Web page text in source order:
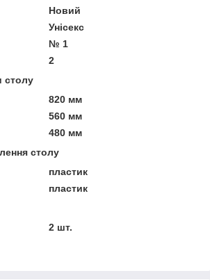
Новий
Унісекс
№ 1
2
столу
820 мм
560 мм
480 мм
столу
пластик
пластик
2 шт.